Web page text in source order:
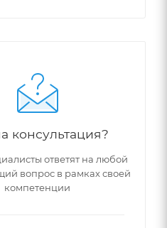
консультация?
ответят на любой
вопрос в рамках своей
компетенции